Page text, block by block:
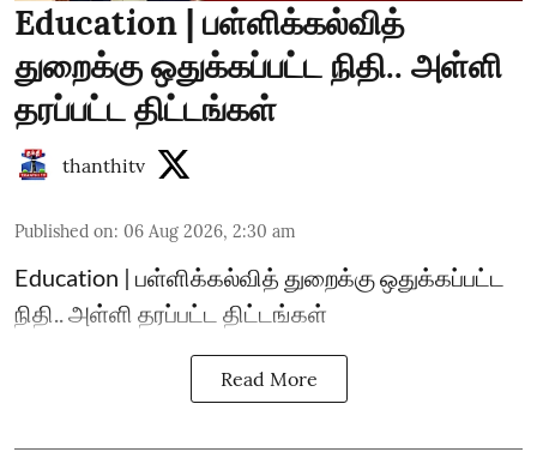
Education | பள்ளிக்கல்வித்
துறைக்கு ஒதுக்கப்பட்ட நிதி.. அள்ளி
தரப்பட்ட திட்டங்கள்
thanthitv
Published on: 06 Aug 2026, 2:30 am
Education | பள்ளிக்கல்வித் துறைக்கு ஒதுக்கப்பட்ட
நிதி.. அள்ளி தரப்பட்ட திட்டங்கள்
Read More